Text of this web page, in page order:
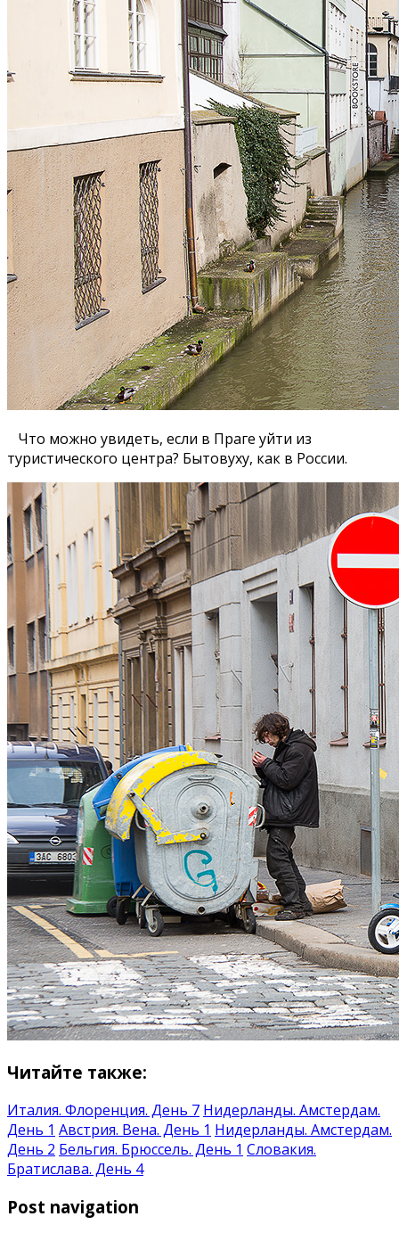
Что можно увидеть, если в Праге уйти из
туристического центра? Бытовуху, как в России.
Читайте также:
Италия. Флоренция. День 7 Нидерланды. Амстердам.
День 1 Австрия. Вена. День 1 Нидерланды. Амстердам.
День 2 Бельгия. Брюссель. День 1 Словакия.
Братислава. День 4
Post navigation